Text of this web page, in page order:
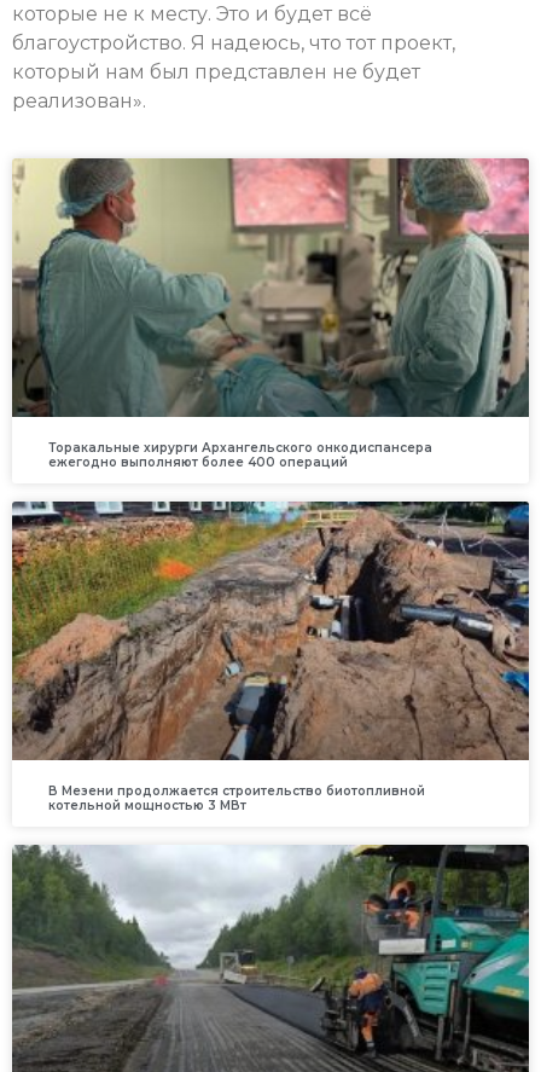
которые не к месту. Это и будет всё
благоустройство. Я надеюсь, что тот проект,
который нам был представлен не будет
реализован».
Торакальные хирурги Архангельского онкодиспансера
ежегодно выполняют более 400 операций
В Мезени продолжается строительство биотопливной
котельной мощностью 3 МВт